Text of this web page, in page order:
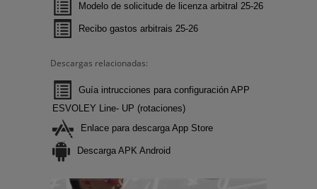
Modelo de solicitude de licenza arbitral 25-26
Recibo gastos arbitrais 25-26
Descargas relacionadas:
Guía intrucciones para configuración APP
ESVOLEY Line- UP (rotaciones)
Enlace para descarga App Store
Descarga APK Android